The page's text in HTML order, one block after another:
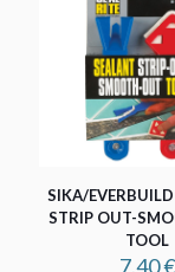
SIKA/
STRIP OUT-
TOOL
7,40€